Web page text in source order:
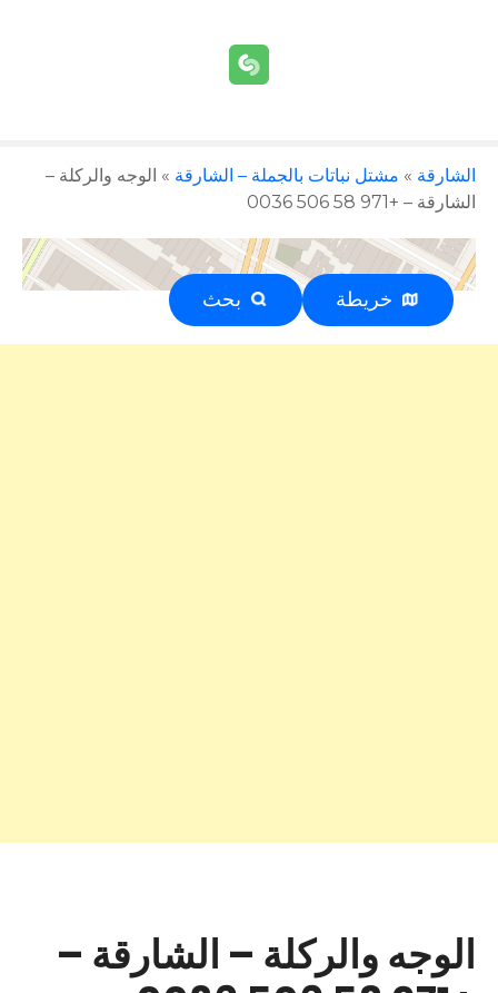
الشارقة » مشتل نباتات بالجملة – الشارقة » الوجه والركلة –
الشارقة – +971 58 506 0036
خريطة بحثإعلان
الوجه والركلة – الشارقة –